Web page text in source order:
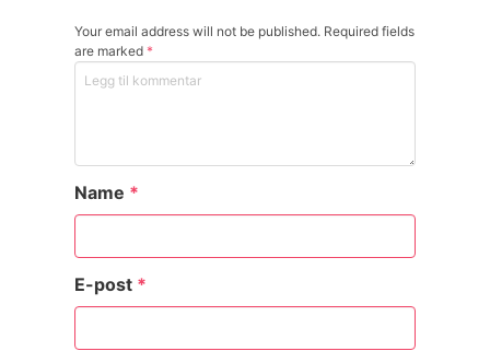
Your email address will not be published. Required fields
are marked *
Name *
E-post *